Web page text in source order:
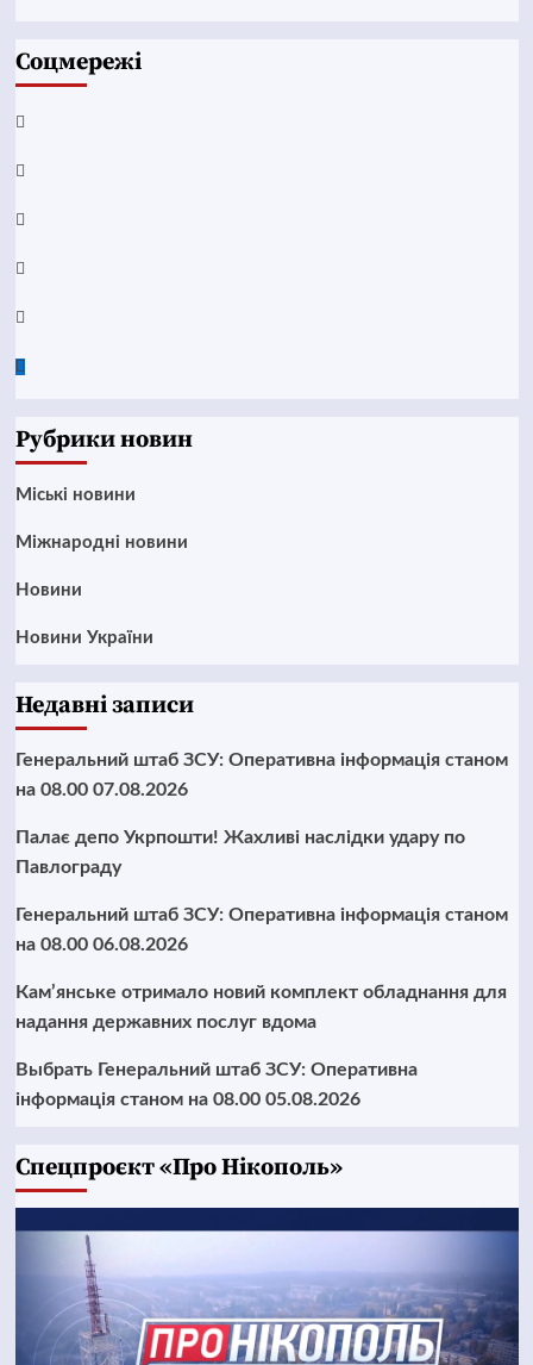
Соцмережі
Facebook
YouTube
Telegram
Instagram
Twitter
Google
Рубрики новин
Mіські новини
Міжнародні новини
Новини
Новини України
Недавні записи
Генеральний штаб ЗСУ: Оперативна інформація станом
на 08.00 07.08.2026
Палає депо Укрпошти! Жахливі наслідки удару по
Павлограду
Генеральний штаб ЗСУ: Оперативна інформація станом
на 08.00 06.08.2026
Кам’янське отримало новий комплект обладнання для
надання державних послуг вдома
Выбрать Генеральний штаб ЗСУ: Оперативна
інформація станом на 08.00 05.08.2026
Cпецпроєкт «Про Нікополь»